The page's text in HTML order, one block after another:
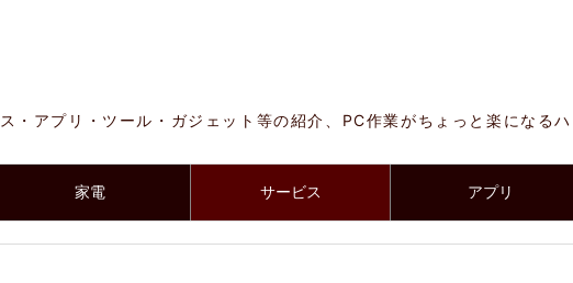
アプリ・ツール・ガジェット等の紹介、PC作業がちょっと楽になる
家電 サービス アプリ